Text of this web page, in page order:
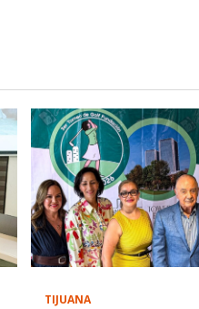
TIJUANA